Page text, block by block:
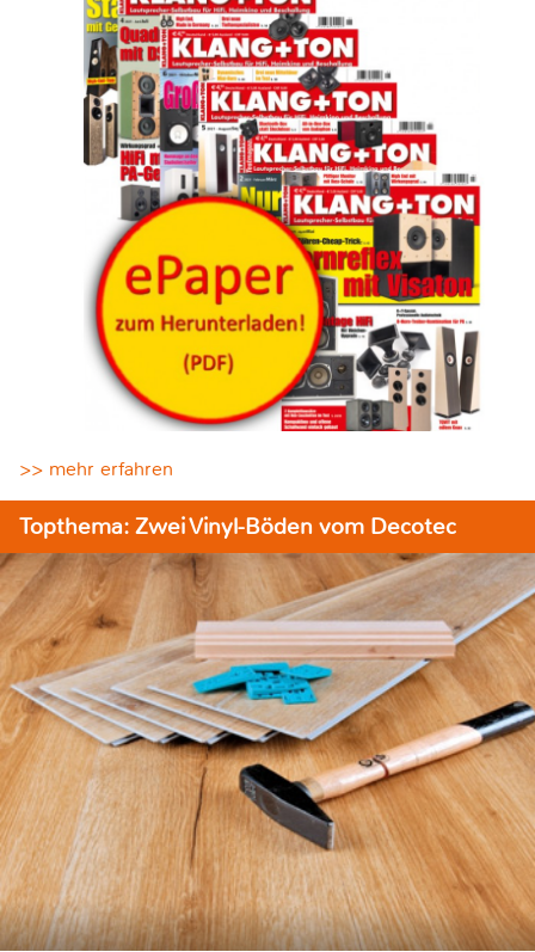
>> mehr erfahren
Topthema: Zwei Vinyl-Böden vom Decotec